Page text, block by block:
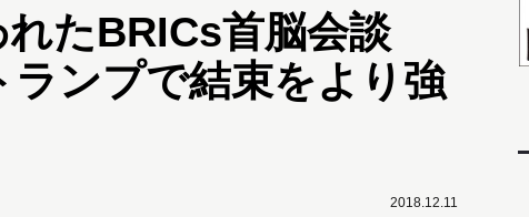
たBRICs首脳会談
ランプで結束をより強
2018.12.11